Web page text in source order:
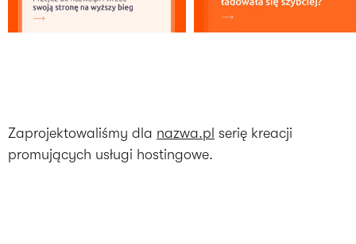
Zaprojektowaliśmy dla nazwa.pl serię kreacji
promujących usługi hostingowe.